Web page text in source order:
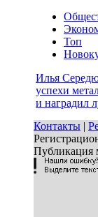
Топ
Илья
успехи
и наградил
Контакты |
Публикация